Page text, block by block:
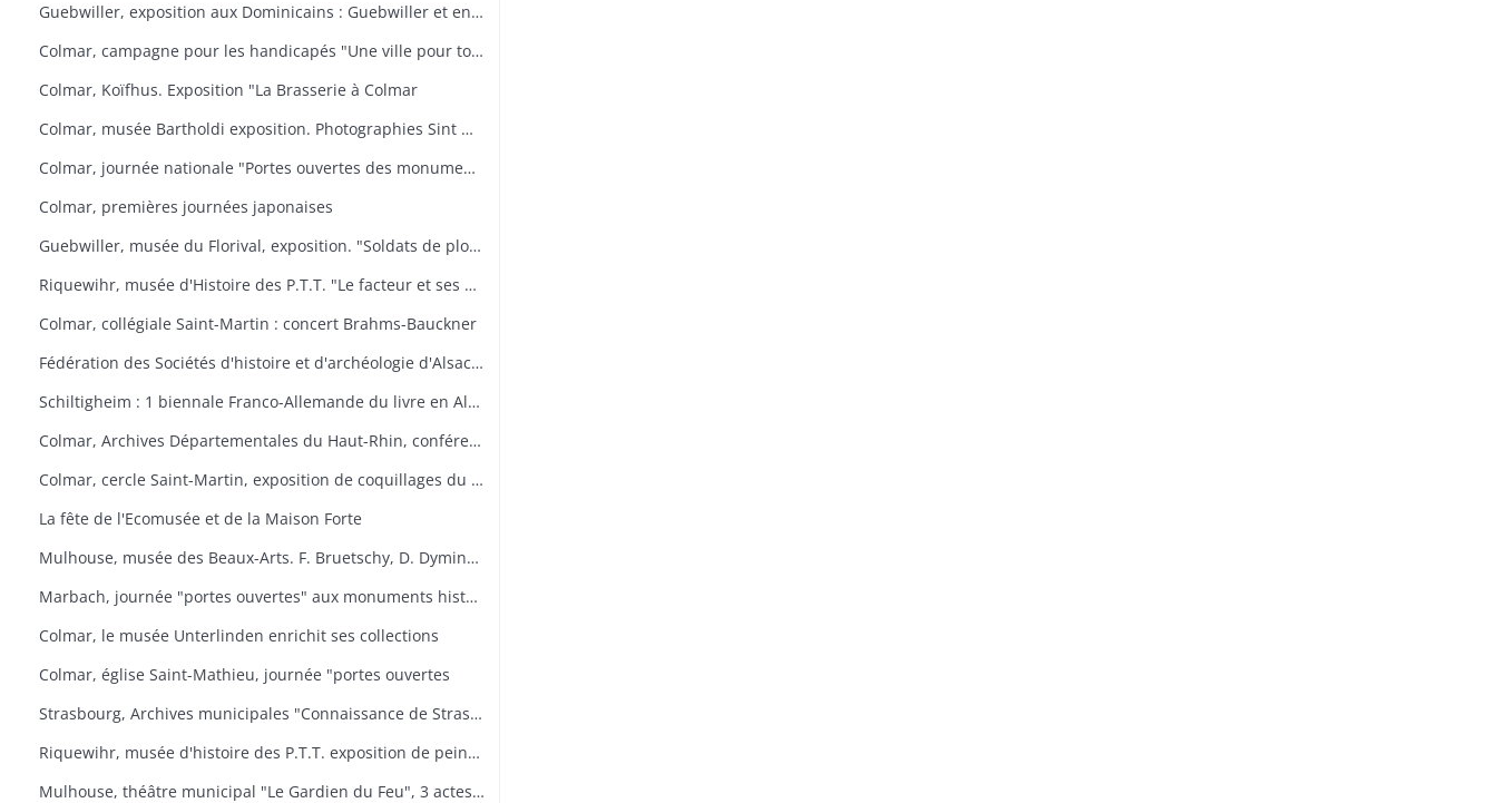
Guebwiller, exposition aux Dominicains : Guebwiller et environs
Colmar, campagne pour les handicapés "Une ville pour tous
Colmar, Koïfhus. Exposition "La Brasserie à Colmar
Colmar, musée Bartholdi exposition. Photographies Sint Niklaas
Colmar, journée nationale "Portes ouvertes des monuments historiques" (organisée par l'AREHC et le lycée Bartholdi)
Colmar, premières journées japonaises
Guebwiller, musée du Florival, exposition. "Soldats de plomb
Riquewihr, musée d'Histoire des P.T.T. "Le facteur et ses métamorphoses
Colmar, collégiale Saint-Martin : concert Brahms-Bauckner
Fédération des Sociétés d'histoire et d'archéologie d'Alsace : les monuments ruraux d'Alsace
Schiltigheim : 1 biennale Franco-Allemande du livre en Alsace
Colmar, Archives Départementales du Haut-Rhin, conférence : Yves Bisch "Cet homme à surveiller
Colmar, cercle Saint-Martin, exposition de coquillages du monde
La fête de l'Ecomusée et de la Maison Forte
Mulhouse, musée des Beaux-Arts. F. Bruetschy, D. Dyminski, C. Gebhardt, B. Latuner, J.F. Nourisson, J.-C. Wallios
Marbach, journée "portes ouvertes" aux monuments historiques
Colmar, le musée Unterlinden enrichit ses collections
Colmar, église Saint-Mathieu, journée "portes ouvertes
Strasbourg, Archives municipales "Connaissance de Strasbourg
Riquewihr, musée d'histoire des P.T.T. exposition de peintures sous-verre
Mulhouse, théâtre municipal "Le Gardien du Feu", 3 actes et 4 tableaux d'après le roman d'Anatole le Braz